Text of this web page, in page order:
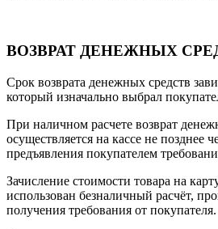
ВОЗВРАТ ДЕНЕЖНЫХ
Срок возврата денежных средств
который изначально выбрал
При наличном расчете возврат
осуществляется на кассе не позднее
предъявления покупателем
Зачисление стоимости товара на
использован безналичный расчёт,
получения требования от покупателя.